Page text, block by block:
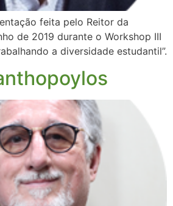
feita pelo Reitor da
de 2019 durante o Workshop III
a diversidade estudantil”.